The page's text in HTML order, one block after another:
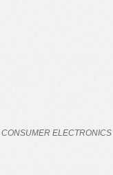
CONSUMER ELECTRONICS